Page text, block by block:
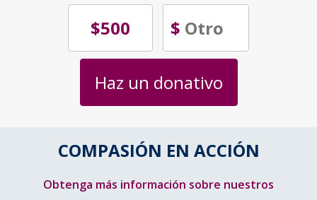
$500 $
Haz un donativo
COMPASIÓN EN ACCIÓN
Obtenga más información sobre nuestros